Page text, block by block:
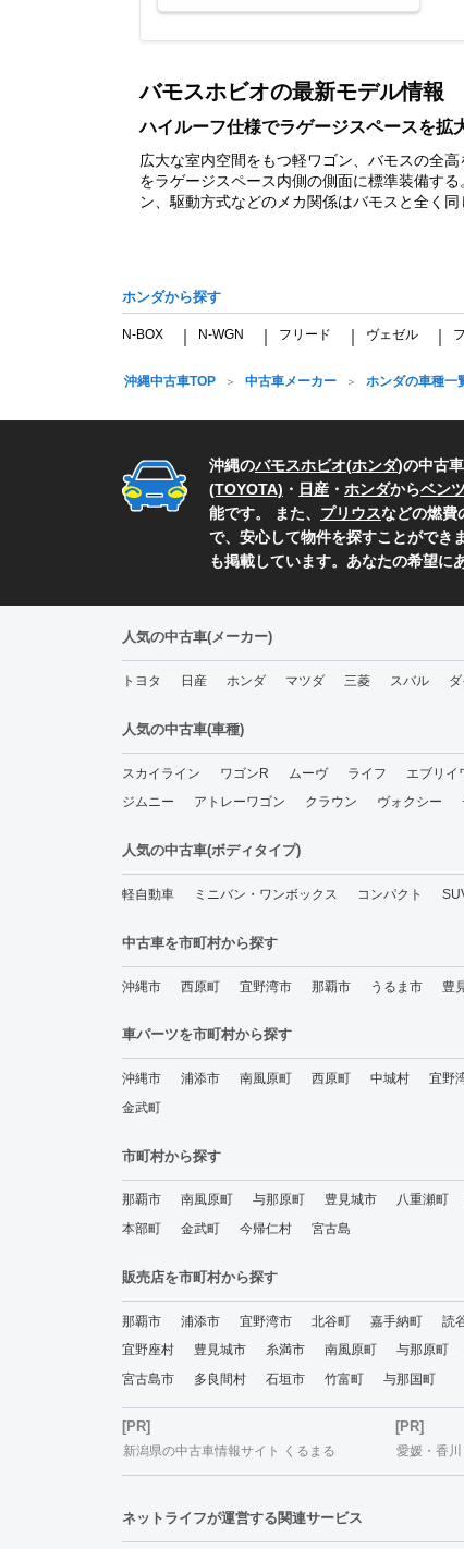
1
バモスホビオの最新モデル情報
ハイルーフ仕様でラゲージスペースを拡
広大な室内空間をもつ軽ワゴン、バモスの全
をラゲージスペース内側の側面に標準装備す
ン、駆動方式などのメカ関係はバモスと全く
ホンダから探す
N-BOX N-WGN フリード ヴェゼル
沖縄中古車TOP 中古車メーカー ホンダの車種一
沖縄のバモスホビオ(ホンダ)の中古
(TOYOTA) ・ 日産 ・ ホンダからベンツ
能です。 また、 プリウスなどの燃費
で、安心して物件を探すことができ
も掲載しています。あなたの希望に
人気の中古車(メーカー)
トヨタ 日産 ホンダ マツダ 三菱 スバル
人気の中古車(車種)
スカイライン ワゴンR ムーヴ ライフ エブリイ
ジムニー
アトレーワゴン クラウン ヴォクシー
人気の中古車(ボディタイプ)
軽自動車 ミニバン・ワンボックス コンパクト
中古車を市町村から探す
沖縄市 西原町 宜野湾市 那覇市 うるま市 豊
車パーツを市町村から探す
沖縄市 浦添市 南風原町 西原町 中城村 宜野
金武町
市町村から探す
那覇市 南風原町 与那原町 豊見城市 八重瀬町
本部町
金武町 今帰仁村 宮古島
販売店を市町村から探す
那覇市 浦添市 宜野湾市 北谷町 嘉手納町 読
宜野座村
豊見城市 糸満市 南風原町 与那原町
宮古島市
多良間村 石垣市 竹富町 与那国町
[PR]
新潟県の中古車情報サイト くるまる
[PR]
愛媛・香
ネットライフが運営する関連サービス